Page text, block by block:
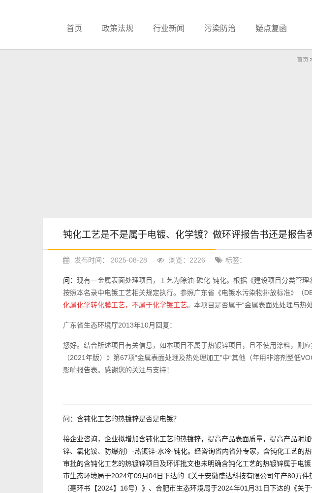
首页 政策法规 行业新闻 污染防治 疑点复函
首页
钝化工艺是不是属于电镀、化学镀？做环评报告书还是报告
发布时间： 2025-08-28 浏览：2226 标签：
问： 现有一金属表面处理项目，工艺为除油-磷化-钝化。根据《建设项目分类管
按照本名录中电镀工艺相关规定执行。参照广东省《电镀水污染物排放标准》（
化属化学转化膜工艺，不属于化学镀工艺。本项目是否属于“金属表面处处理与热
广东省生态环境厅2013年10月回复：
您好。结合所述项目有关信息，如本项目不属于热镀锌项目，且不使用涂料，则
（2021年版）》第67项“金属表面处理及热处理加工”中“其他（年用非溶剂型低
影响报告表。感谢您的关注与支持！
问：含钝化工艺的热镀锌是否是电镀？
接企业咨询，企业拟增加含钝化工艺的热镀锌，提高产品表面质量，提高产品附
锌、氯化铵、防爆剂）-热镀锌-水冷-钝化。经咨询省内省外专家，含钝化工艺的
审批的含钝化工艺的热镀锌项目及环评批文也未明确含钝化工艺的热镀锌属于电
市生态环境局于2024年09月04日下达的《关于安徽盛达科技有限公司年产80万
（亳环书【2024】16号）》、合肥市生态环境局于2024年01月31日下达的《关